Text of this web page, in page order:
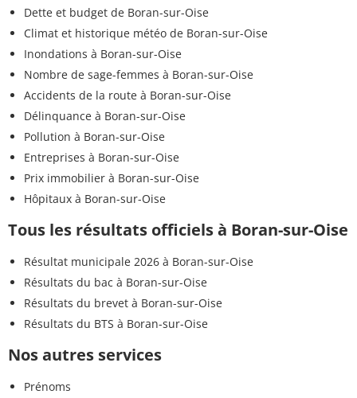
Dette et budget de Boran-sur-Oise
Climat et historique météo de Boran-sur-Oise
Inondations à Boran-sur-Oise
Nombre de sage-femmes à Boran-sur-Oise
Accidents de la route à Boran-sur-Oise
Délinquance à Boran-sur-Oise
Pollution à Boran-sur-Oise
Entreprises à Boran-sur-Oise
Prix immobilier à Boran-sur-Oise
Hôpitaux à Boran-sur-Oise
Tous les résultats officiels à Boran-sur-Oise
Résultat municipale 2026 à Boran-sur-Oise
Résultats du bac à Boran-sur-Oise
Résultats du brevet à Boran-sur-Oise
Résultats du BTS à Boran-sur-Oise
Nos autres services
Prénoms